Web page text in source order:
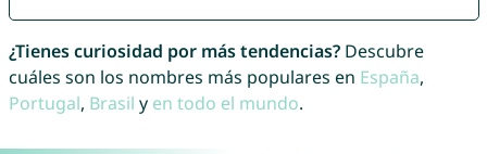
¿Tienes curiosidad por más tendencias?Descubre
cuáles son los nombres más populares en España,
Portugal, Brasil y en todo el mundo.